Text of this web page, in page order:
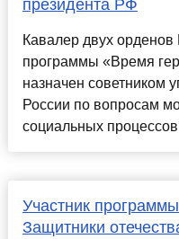
президента РФ
Кавалер двух орденов
программы «Время
назначен советником
России по вопросам
социальных
Участник
Защитники